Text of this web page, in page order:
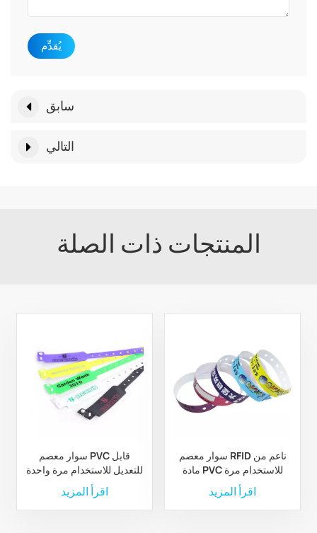
يُقدِّم
سابق
التالي
المنتجات ذات الصلة
سوار معصم PVC قابل
للتعديل للاستخدام مرة واحدة
مخصص لأنشطة المهرجانات
اقرأ المزيد
سوار معصم RFID ناعم من
مادة PVC للاستخدام مرة
واحدة للمناسبات
والمهرجانات
اقرأ المزيد